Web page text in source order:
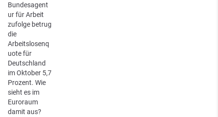
Bundesagent
ur für Arbeit
zufolge betrug
die
Arbeitslosenq
uote für
Deutschland
im Oktober 5,7
Prozent. Wie
sieht es im
Euroraum
damit aus?